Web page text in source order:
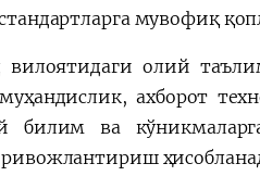
мувофиқ
вилоятидаги олий
ахборот
билим ва